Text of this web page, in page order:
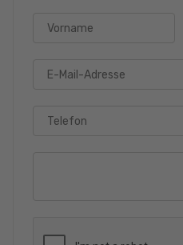
Vorname
E-Mail-Adresse
Telefon